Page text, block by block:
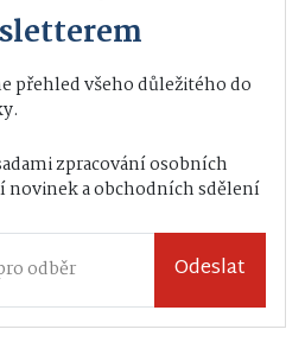
přehled všeho důležitého do
zpracování osobních
novinek a obchodních sdělení
Odeslat